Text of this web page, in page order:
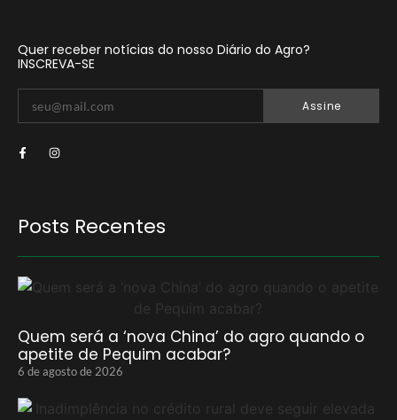
Quer receber notícias do nosso Diário do Agro?
INSCREVA-SE
Assine
Posts Recentes
Quem será a ‘nova China’ do agro quando o
apetite de Pequim acabar?
6 de agosto de 2026